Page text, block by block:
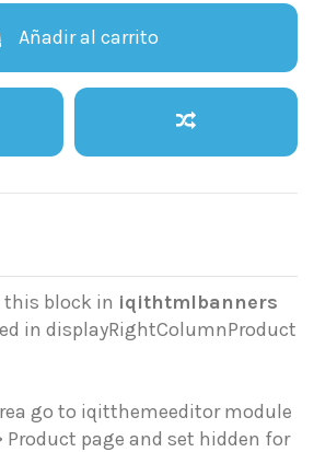
Añadir al carrito
block in iqithtmlbanners
in displayRightColumnProduct
go to iqitthemeeditor module
Product page and set hidden for